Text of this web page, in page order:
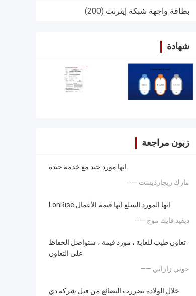
بطاقة واجهة شبكة إيثرنت (200)
شهادة
زبون مراجعة
انها مورد جيد مع خدمة جيدة.
—— مارك ريجارديست
LonRise انها المورد السلع انها قيمة الأعمال.
—— ديفيد فايك موج
تعاون طيب للغاية ، مورد قيمة ، ستواصل الحفاظ
على التعاون
—— جوني زاراتي
خلال الولادة تضررت البضائع من قبل شركة دي